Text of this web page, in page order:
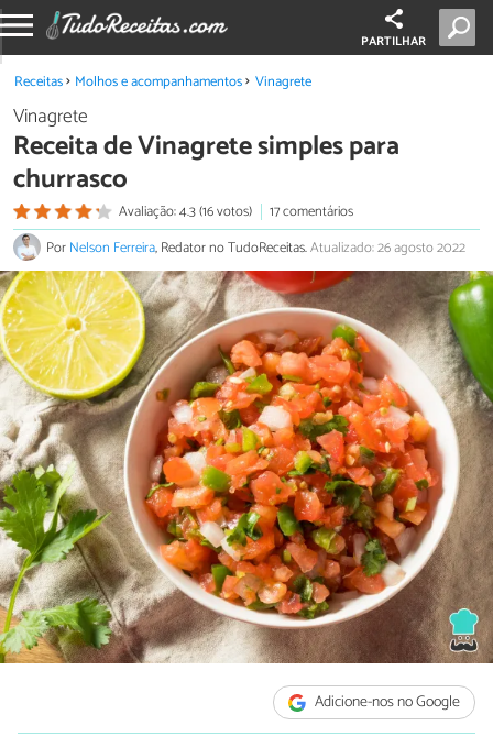
PARTILHAR
Receitas Molhos e acompanhamentos Vinagrete
Vinagrete
Receita de Vinagrete simples para
churrasco
Avaliação: 4.3 (16 votos)
17 comentários
PorNelson Ferreira, Redator no TudoReceitas.Atualizado: 26 agosto 2022
Adicione-nos no Google